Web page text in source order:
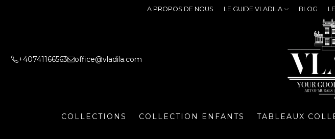
A PROPOS DE NOUS LE GUIDE VLADILA BLOG
+40741166563 office@vladila.com
COLLECTIONS COLLECTION ENFANTS TABLEAUX